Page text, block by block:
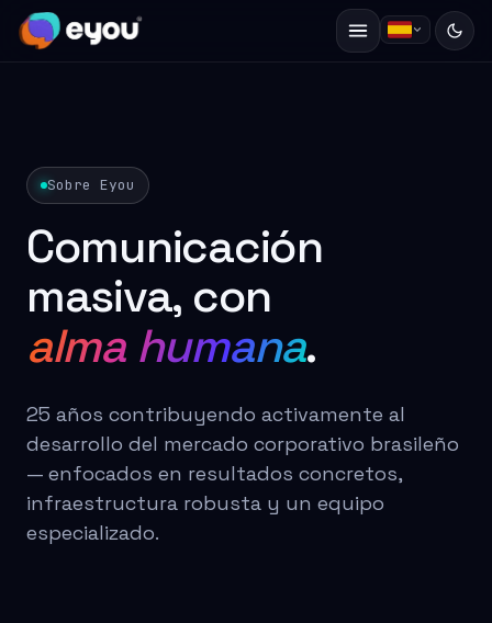
Sobre Eyou
Comunicación
masiva, con
alma humana.
25 años contribuyendo activamente al
desarrollo del mercado corporativo brasileño
— enfocados en resultados concretos,
infraestructura robusta y un equipo
especializado.